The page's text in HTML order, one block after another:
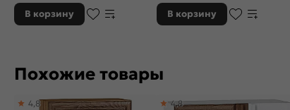
В корзину В корзину
Похожие товары
4,8 4,8